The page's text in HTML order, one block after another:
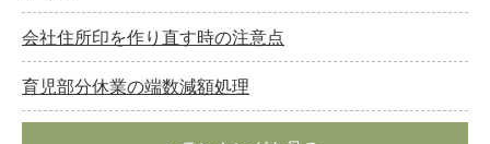
会社住所印を作り直す時の注意点
育児部分休業の端数減額処理